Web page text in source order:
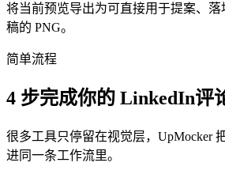
将当前预览导出为可直接用于提案、
稿的 PNG。
简单流程
4 步完成你的 LinkedIn评
很多工具只停留在视觉层，UpMocker
进同一条工作流里。